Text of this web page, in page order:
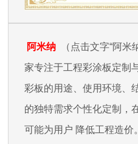
阿米纳 （点击文字“阿米
家专注于工程彩涂板定制
彩板的用途、使用环境、
的独特需求个性化定制，
可能为用户 降低工程造价。